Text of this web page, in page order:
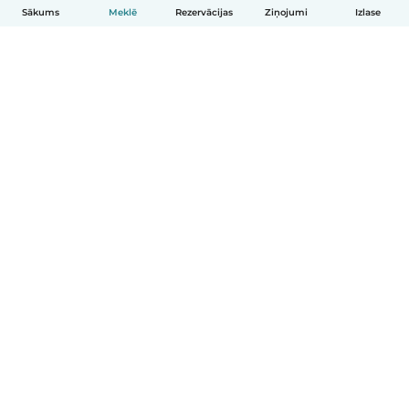
Sākums Meklē Rezervācijas Ziņojumi Izlase